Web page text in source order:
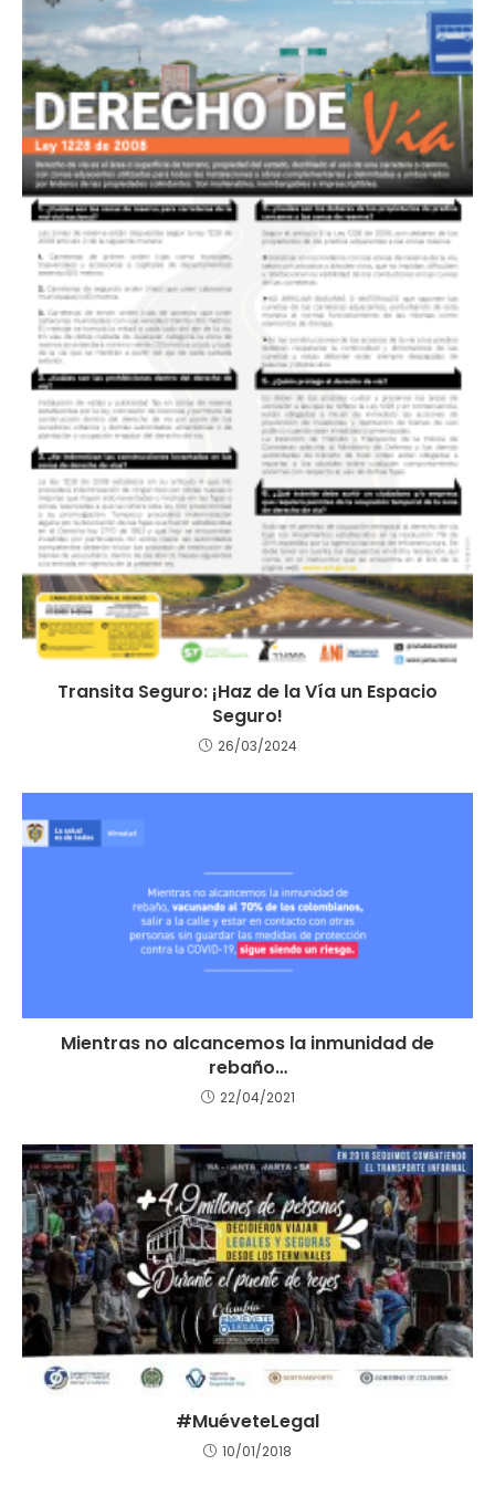
Transita Seguro: ¡Haz de la Vía un Espacio
Seguro!
26/03/2024
Mientras no alcancemos la inmunidad de
rebaño…
22/04/2021
#MuéveteLegal
10/01/2018